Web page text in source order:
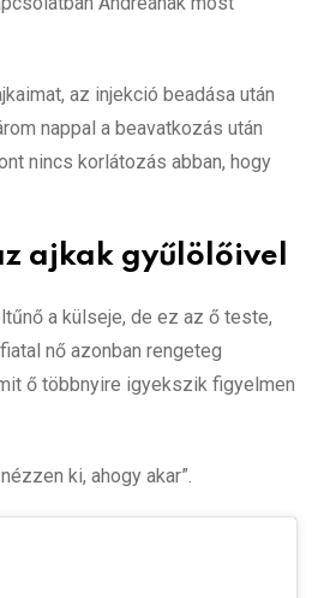
az injekció beadása után
nappal a beavatkozás után
nincs korlátozás abban, hogy
ajkak gyűlölőivel
a külseje, de ez az ő teste,
nő azonban rengeteg
ő többnyire igyekszik figyelmen
ki, ahogy akar”.